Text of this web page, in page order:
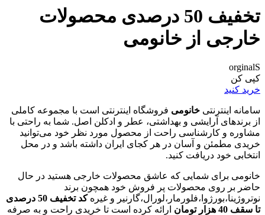
تخفیف 50 درصدی محصولات
خارجی از خانومی
orginalS
کپی کن
خرید کنید
سامانه اینترنتی خانومی فروشگاه اینترنتی است با مجموعه کاملی
از برندهای آرایشی و بهداشتی، عطر و ادکلن اصل. شما به راحتی با
مشاوره و کارشناسی راحت از محصول مورد نظر خود می‌توانید
خریدی مطمئن و آسان در هر کجای ایران داشته باشد و در محل
انتخابی خود دریافت کنید.
خانومی برای شمایی که عاشق محصولات خارجی هستید در حال
حاضر بر روی محصولات پر فروش خود همچون برند
نوتروژینا،بورژوا،فلورمار،لورال،گارنیر و غیرهکد تخفیف 50 درصدی
تا سقف 40 هزار تومان
ارائه کرده است تا خریدی راحت و به صرفه